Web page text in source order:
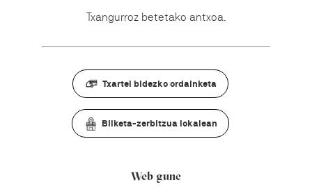
Txangurroz betetako antxoa.
Txartel bidezko ordainketa
Bilketa-zerbitzua lokalean
Web gune